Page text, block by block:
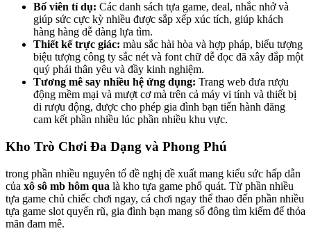
Bố viên tỉ dụ: Các danh sách tựa game, deal, nhắc nhở và
giúp sức cực kỳ nhiều được sắp xếp xúc tích, giúp khách
hàng hàng dễ dàng lựa tìm.
Thiết kế trực giác: màu sắc hài hòa và hợp pháp, biểu tượng
biệu tượng công ty sắc nét và font chữ dễ đọc đã xây đắp một
quý phái thân yêu và đầy kinh nghiệm.
Tương mê say nhiều hệ ứng dụng: Trang web đưa rượu
động mềm mại và mượt cơ mà trên cả máy vi tính và thiết bị
di rượu động, được cho phép gia đình bạn tiến hành đăng
cam kết phần nhiều lúc phần nhiều khu vực.
Kho Trò Chơi Đa Dạng và Phong Phú
trong phần nhiều nguyên tố đề nghị đề xuất mang kiểu sức hấp dẫn
của xô sô mb hôm qua là kho tựa game phổ quát. Từ phần nhiều
tựa game chủ chiếc chơi ngay, cá chơi ngay thể thao đến phần nhiều
tựa game slot quyến rũ, gia đình bạn mang số đông tìm kiếm để thỏa
mãn đam mê.